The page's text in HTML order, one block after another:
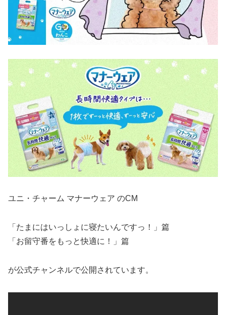
ユニ・チャーム マナーウェア のCM
「たまにはいっしょに寝たいんですっ！」篇
「お留守番をもっと快適に！」篇
が公式チャンネルで公開されています。